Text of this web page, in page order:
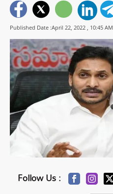
Published Date :April 22, 2022 , 10:45 AM
Follow Us :